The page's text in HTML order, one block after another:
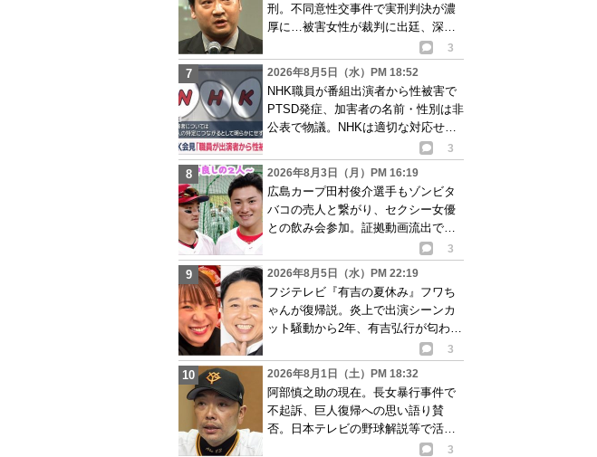
刑。不同意性交事件で実刑判決が濃
厚に…被害女性が裁判に出廷、深刻
3
2026年8月5日（水）PM 18:52
NHK職員が番組出演者から性被害で
PTSD発症、加害者の名前・性別は非
公表で物議。NHKは適切な対応せず
3
2026年8月3日（月）PM 16:19
広島カープ田村俊介選手もゾンビタ
バコの売人と繋がり、セクシー女優
との飲み会参加。証拠動画流出で波
3
2026年8月5日（水）PM 22:19
フジテレビ『有吉の夏休み』フワち
ゃんが復帰説。炎上で出演シーンカ
ット騒動から2年、有吉弘行が匂わせ
3
2026年8月1日（土）PM 18:32
阿部慎之助の現在。長女暴行事件で
不起訴、巨人復帰への思い語り賛
否。日本テレビの野球解説等で活動
3